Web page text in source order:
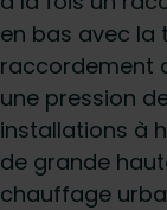
en bas avec la
raccordement
une pression
installations à
de grande
chauffage